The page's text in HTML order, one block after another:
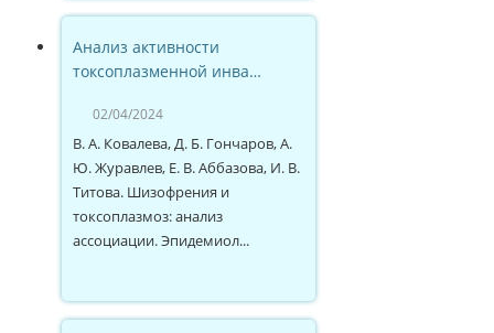
Анализ активности
токсоплазменной инва…
02/04/2024
В. А. Ковалева, Д. Б. Гончаров, А.
Ю. Журавлев, Е. В. Аббазова, И. В.
Титова. Шизофрения и
токсоплазмоз: анализ
ассоциации. Эпидемиол...